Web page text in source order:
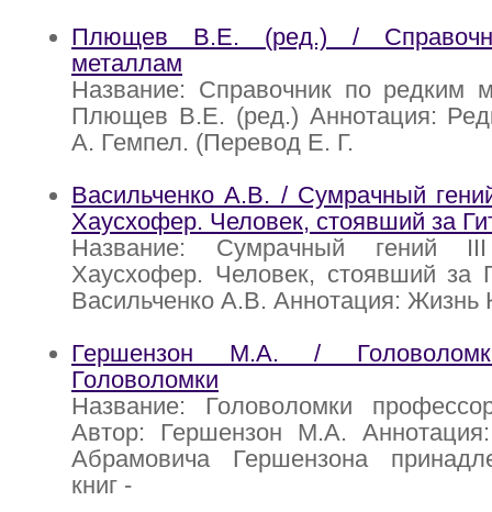
Плющев В.Е. (ред.) /
металлам
Название: Справочник по редким
Плющев В.Е. (ред.) Аннотация:
А. Гемпел. (Перевод Е. Г.
Васильченко A.B. / Сумрачный
Хаусхофер. Человек, стоявший за
Название: Сумрачный гений
Хаусхофер. Человек, стоявший за
Васильченко A.B. Аннотация: Жизнь
Гершензон М.А. /
Головоломки
Название: Головоломки
Автор: Гершензон М.А.
Абрамовича Гершензона
книг -